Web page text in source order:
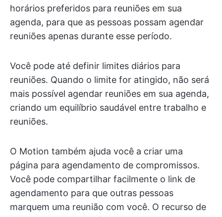
horários preferidos para reuniões em sua
agenda, para que as pessoas possam agendar
reuniões apenas durante esse período.
Você pode até definir limites diários para
reuniões. Quando o limite for atingido, não será
mais possível agendar reuniões em sua agenda,
criando um equilíbrio saudável entre trabalho e
reuniões.
O Motion também ajuda você a criar uma
página para agendamento de compromissos.
Você pode compartilhar facilmente o link de
agendamento para que outras pessoas
marquem uma reunião com você. O recurso de